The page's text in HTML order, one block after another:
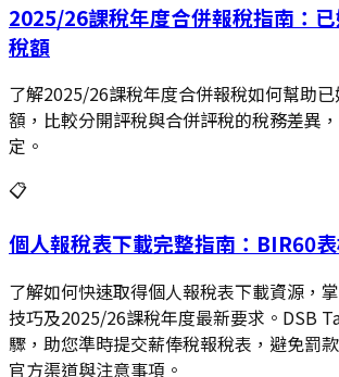
2025/26課稅年度合併報稅指南：
稅額
了解2025/26課稅年度合併報稅如何幫助
額，比較分開評稅與合併評稅的稅務差異
定。
📋
個人報稅表下載完整指南：BIR60
了解如何快速取得個人報稅表下載資源，
技巧及2025/26課稅年度最新要求。DSB
驟，助您準時提交薪俸稅報稅表，避免罰
官方渠道與注意事項。